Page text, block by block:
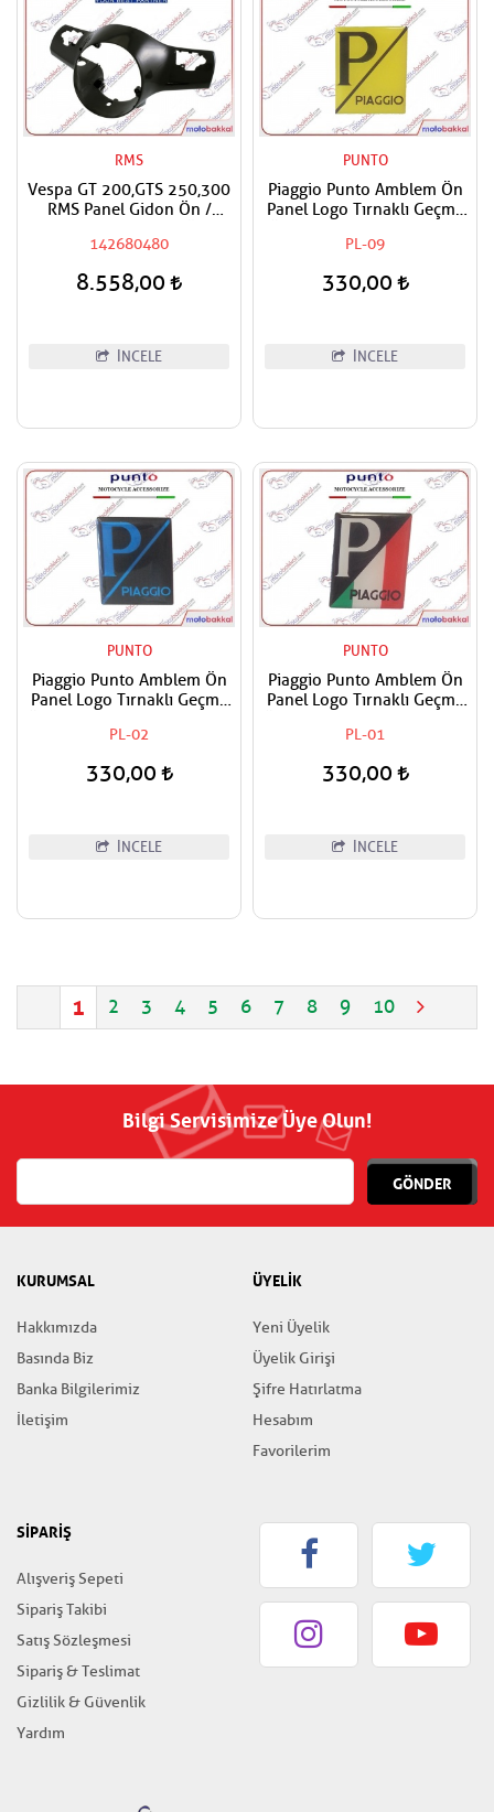
RMS
Vespa GT 200,GTS 250,300
RMS Panel Gidon Ön /
Boyasız
142680480
8.558,00
İNCELE
PUNTO
Piaggio Punto Amblem Ön
Panel Logo Tırnaklı Geçme
Siyah
PL-09
330,00
İNCELE
PUNTO
Piaggio Punto Amblem Ön
Panel Logo Tırnaklı Geçme
Mavi
PL-02
330,00
İNCELE
PUNTO
Piaggio Punto Amblem Ön
Panel Logo Tırnaklı Geçme
Bayrak Renkleri
PL-01
330,00
İNCELE
1 2 3 4 5 6 7 8 9 10
Bilgi Servisimize Üye Olun!
GÖNDER
KURUMSAL
Hakkımızda
Basında Biz
Banka Bilgilerimiz
İletişim
ÜYELİK
Yeni Üyelik
Üyelik Girişi
Şifre Hatırlatma
Hesabım
Favorilerim
SİPARİŞ
Alışveriş Sepeti
Sipariş Takibi
Satış Sözleşmesi
Sipariş & Teslimat
Gizlilik & Güvenlik
Yardım